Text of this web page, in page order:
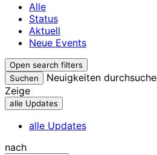
Alle
Status
Aktuell
Neue Events
Open search filters
Suchen
Neuigkeiten
Zeige
alle Updates
alle Updates
nach